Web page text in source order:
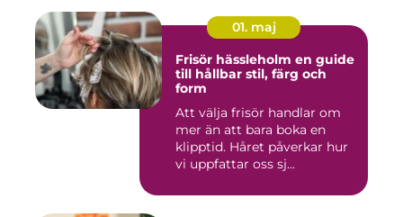
01. maj
Frisör hässleholm en guide
till hållbar stil, färg och
form
Att välja frisör handlar om
mer än att bara boka en
klipptid. Håret påverkar hur
vi uppfattar oss sj...